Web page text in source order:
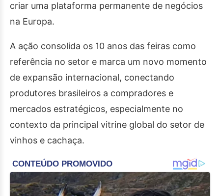
criar uma plataforma permanente de negócios
na Europa.
A ação consolida os 10 anos das feiras como
referência no setor e marca um novo momento
de expansão internacional, conectando
produtores brasileiros a compradores e
mercados estratégicos, especialmente no
contexto da principal vitrine global do setor de
vinhos e cachaça.